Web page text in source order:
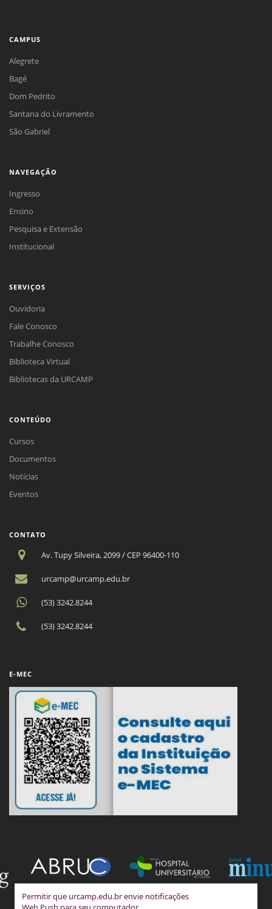
Permitir que urcamp.edu.br envie notificações
CAMPUS
Alegrete
Bagé
Dom Pedrito
Santana do Livramento
São Gabriel
NAVEGAÇÃO
Ingresso
Ensino
Pesquisa e Extensão
Institucional
SERVIÇOS
Ouvidoria
Fale Conosco
Trabalhe Conosco
Biblioteca Virtual
Bibliotecas da URCAMP
CONTEÚDO
Cursos
Documentos
Notícias
Eventos
CONTATO
Av. Tupy Silveira, 2099 / CEP 96400-110
urcamp@urcamp.edu.br
(53) 3242.8244
(53) 3242.8244
E-MEC